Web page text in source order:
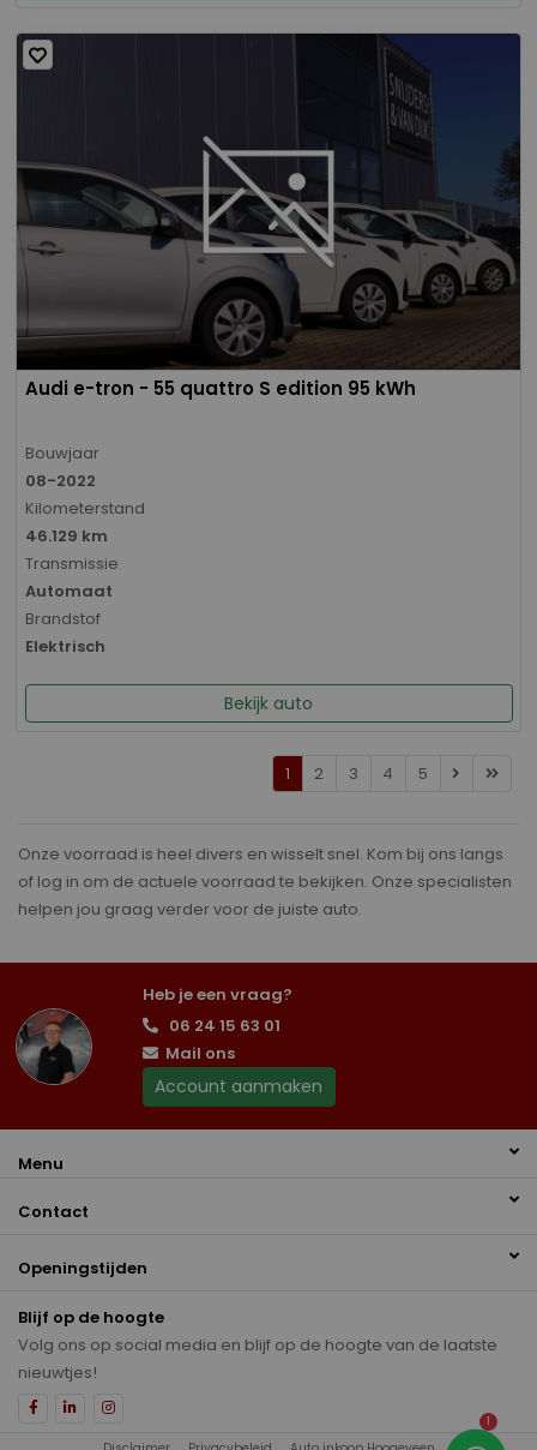
Audi e-tron - 55 quattro S edition 95 kWh
Bouwjaar
08-2022
Kilometerstand
46.129 km
Transmissie
Automaat
Brandstof
Elektrisch
Bekijk auto
1 2 3 4 5
Onze voorraad is heel divers en wisselt snel. Kom bij ons langs
of log in om de actuele voorraad te bekijken. Onze specialisten
helpen jou graag verder voor de juiste auto.
Heb je een vraag?
06 24 15 63 01
Mail ons
Account aanmaken
Menu
Contact
Openingstijden
Blijf op de hoogte
Volg ons op social media en blijf op de hoogte van de laatste
nieuwtjes!
1